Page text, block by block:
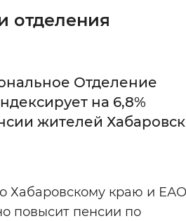
Увеличенный
С засечками
Цвет сайта
отделения
Отделение
на 6,8%
жителей
Хабаровскому краю и
повысит пенсии по